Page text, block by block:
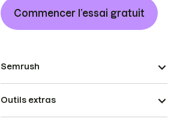
Commencer l’essai gratuit
Semrush
Outils extras